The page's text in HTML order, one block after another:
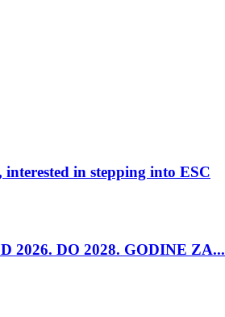
in stepping into ESC
2026. DO 2028. GODINE ZA...